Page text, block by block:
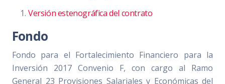
Versión estenográfica del contrato
Fondo
Fondo para el Fortalecimiento Financiero para la
Inversión 2017 Convenio F, con cargo al Ramo
General 23 Provisiones Salariales y Económicas del